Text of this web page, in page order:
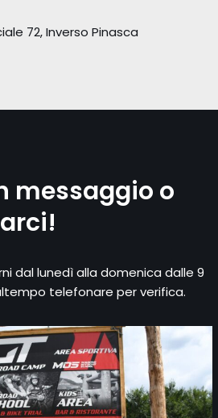
72, Inverso Pinasca
messaggio o
dal lunedì alla domenica dalle 9
telefonare per verifica.